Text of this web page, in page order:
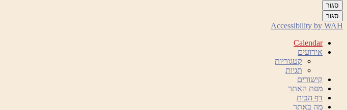
סגור
סגור
Accessibility by WAH
Calendar
אירועים
קטגוריות
תגיות
קישורים
מפת האתר
דף הבית
מה באתר